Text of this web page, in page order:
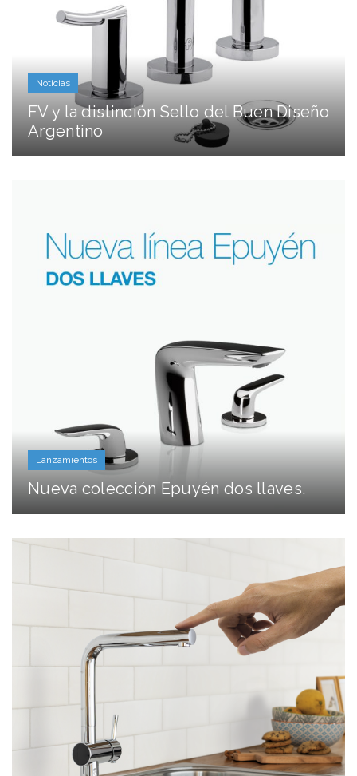
Noticias
FV y la distinción Sello del Buen Diseño
Argentino
Lanzamientos
Nueva colección Epuyén dos llaves.